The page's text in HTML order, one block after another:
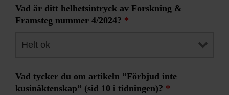
Vad är ditt helhetsintryck av Forskning &
Framsteg nummer 4/2024? *
Vad tycker du om artikeln ”Förbjud inte
kusinäktenskap” (sid 10 i tidningen)? *